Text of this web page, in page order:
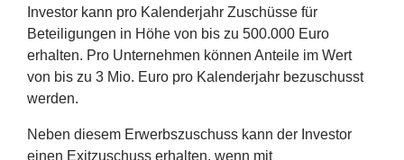
Investor kann pro Kalenderjahr Zuschüsse für
Beteiligungen in Höhe von bis zu 500.000 Euro
erhalten. Pro Unternehmen können Anteile im Wert
von bis zu 3 Mio. Euro pro Kalenderjahr bezuschusst
werden.
Neben diesem Erwerbszuschuss kann der Investor
einen Exitzuschuss erhalten, wenn mit